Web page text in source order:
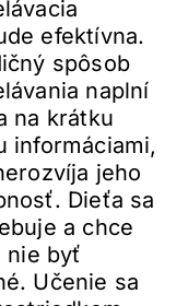
efektívna.
spôsob
naplní
na krátku
informáciami,
jeho
Dieťa sa
a chce
nie byť
Učenie sa